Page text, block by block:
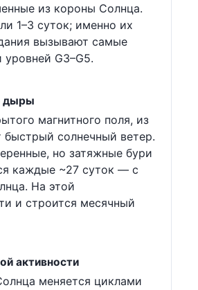
из короны Солнца.
1–3 суток; именно их
вызывают самые
G3–G5.
дыры
магнитного поля, из
быстрый солнечный ветер.
но затяжные бури
каждые ~27 суток — с
На этой
и строится месячный
активности
меняется циклами